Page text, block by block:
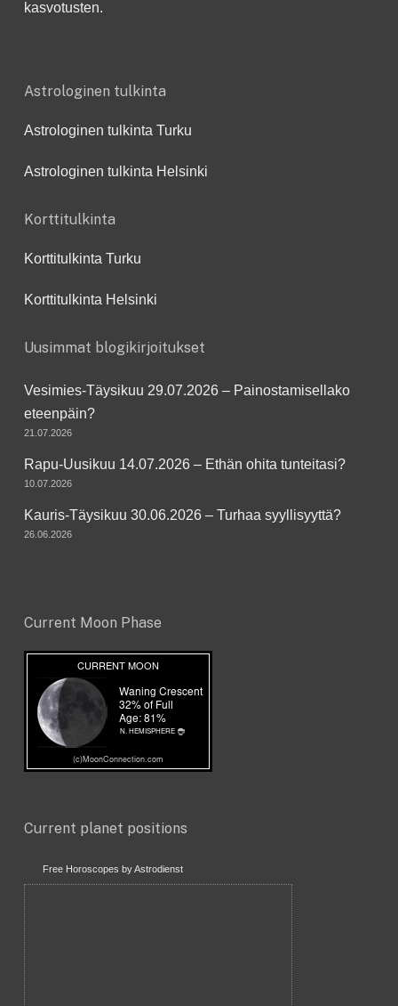
kasvotusten.
Astrologinen tulkinta
Astrologinen tulkinta Turku
Astrologinen tulkinta Helsinki
Korttitulkinta
Korttitulkinta Turku
Korttitulkinta Helsinki
Uusimmat blogikirjoitukset
Vesimies-Täysikuu 29.07.2026 – Painostamisellako
eteenpäin?
21.07.2026
Rapu-Uusikuu 14.07.2026 – Ethän ohita tunteitasi?
10.07.2026
Kauris-Täysikuu 30.06.2026 – Turhaa syyllisyyttä?
26.06.2026
Current Moon Phase
Current planet positions
Free Horoscopes by Astrodienst